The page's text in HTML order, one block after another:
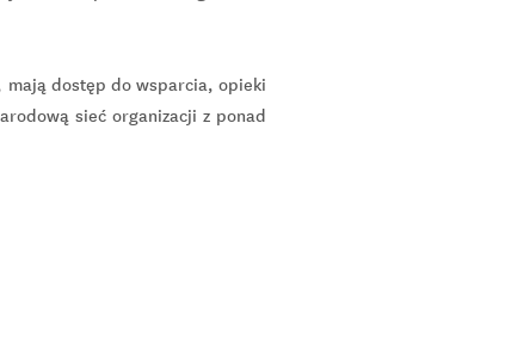
mają dostęp do wsparcia, opieki
sieć organizacji z ponad